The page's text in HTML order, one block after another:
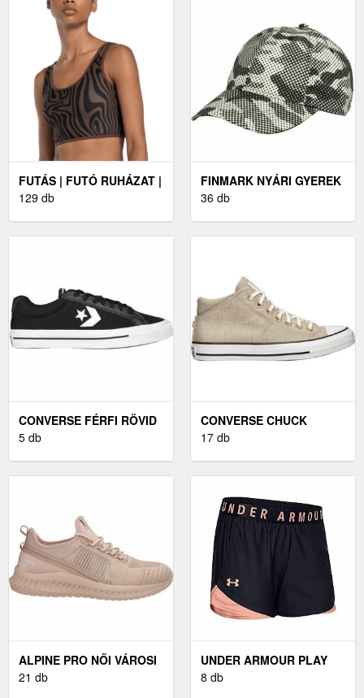
FUTÁS | FUTÓ RUHÁZAT |
NŐI FUTÓ RUHÁZAT | NŐI
129 db
FINMARK NYÁRI GYEREK
SAPKA NYÁRI GYEREK
36 db
CONVERSE FÉRFI RÖVID
SZÁRÚ TORNACIPŐ
5 db
CONVERSE CHUCK
TAYLOR ALL STAR - NŐI
17 db
ALPINE PRO NŐI VÁROSI
CIPŐ NŐI VÁROSI CIPŐ,
21 db
UNDER ARMOUR PLAY
UP SHORT - NŐI
8 db